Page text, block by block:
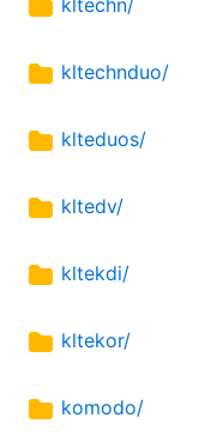
kltechn/
kltechnduo/
klteduos/
kltedv/
kltekdi/
kltekor/
komodo/